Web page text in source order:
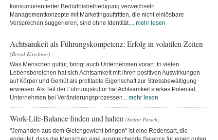
konsumorientierter Bedürfnisbefriedigung verwechseln.
Managementkonzepte mit Marketingauftritten, die nicht einlösbare
Versprechen suggerieren, sind ohne Identität.... mehr lesen
Achtsamkeit als Führungskompetenz: Erfolg in volatilen Zeiten
(Bernd Kirschner)
Was Menschen guttut, bringt auch Unternehmen voran: In vielen
Lebensbereichen hat sich Achtsamkeit mit ihren positiven Auswirkungen
auf Körper und Gemüt als profitable Eigenschaft zur Stressbewältigung
erwiesen. Als Teil der Führungskultur hat Achtsamkeit starkes Potential,
Unternehmen bei Veränderungsprozessen... mehr lesen
Work-Life-Balance finden und halten (Stefan Parsch)
"Jemanden aus dem Gleichgewicht bringen" ist eine Redensart, die